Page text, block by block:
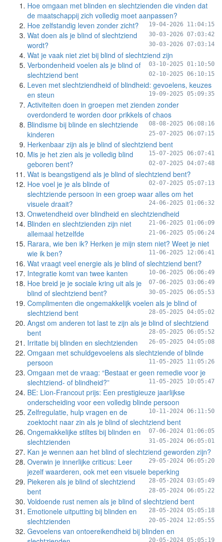
Hoe omgaan met blinden en slechtzienden die vinden dat
de maatschappij zich volledig moet aanpassen?
19-04-2026 11:04:15
Hoe zelfstandig leven zonder zicht?
30-03-2026 07:03:42
Wat doen als je blind of slechtziend
wordt?
30-03-2026 07:03:14
Wat je vaak niet ziet bij blind of slechtziend zijn
03-10-2025 01:10:50
Verbondenheid voelen als je blind of
slechtziend bent
02-10-2025 06:10:15
Leven met slechtziendheid of blindheid: gevoelens, keuzes
en steun
19-09-2025 05:09:35
Activiteiten doen in groepen met zienden zonder
overdonderd te worden door prikkels of chaos
08-08-2025 06:08:16
Blindisme bij blinde en slechtziende
kinderen
25-07-2025 06:07:15
Herkenbaar zijn als je blind of slechtziend bent
15-07-2025 06:07:41
Mis je het zien als je volledig blind
geboren bent?
02-07-2025 04:07:48
Wat is beangstigend als je blind of slechtziend bent?
02-07-2025 05:07:13
Hoe voel je je als blinde of
slechtziende persoon in een groep waar alles om het
visuele draait?
24-06-2025 01:06:32
Onwetendheid over blindheid en slechtziendheid
21-06-2025 01:06:09
Blinden en slechtzienden zijn niet
allemaal hetzelfde
21-06-2025 05:06:24
Rarara, wie ben ik? Herken je mijn stem niet? Weet je niet
wie ik ben?
11-06-2025 12:06:41
Wat vraagt veel energie als je blind of slechtziend bent?
10-06-2025 06:06:49
Integratie komt van twee kanten
07-06-2025 03:06:49
Hoe breid je je sociale kring uit als je
blind of slechtziend bent?
30-05-2025 06:05:53
Complimenten die ongemakkelijk voelen als je blind of
slechtziend bent
28-05-2025 04:05:02
Angst om anderen tot last te zijn als je blind of slechtziend
bent
28-05-2025 06:05:52
Irritatie bij blinden en slechtzienden 26-05-2025 04:05:08
Omgaan met schuldgevoelens als slechtziende of blinde
persoon
11-05-2025 11:05:26
Omgaan met de vraag: “Bestaat er geen remedie voor je
slechtziend- of blindheid?”
11-05-2025 10:05:47
BE: Lion-Francout prijs: Een prestigieuze jaarlijkse
onderscheiding voor een volledig blinde persoon
10-11-2024 06:11:50
Zelfregulatie, hulp vragen en de
zoektocht naar zin als je blind of slechtziend bent
07-06-2024 01:06:05
Ongemakkelijke stiltes bij blinden en
slechtzienden
31-05-2024 06:05:01
Kan je wennen aan het blind of slechtziend geworden zijn?
29-05-2024 06:05:20
Overwin je innerlijke criticus: Leer
jezelf waarderen, ook met een visuele beperking
28-05-2024 03:05:49
Piekeren als je blind of slechtziend
bent
28-05-2024 06:05:22
Voldoende rust nemen als je blind of slechtziend bent
28-05-2024 05:05:18
Emotionele uitputting bij blinden en
slechtzienden
20-05-2024 12:05:55
Gevoelens van ontoereikendheid bij blinden en
20-05-2024 05:05:19